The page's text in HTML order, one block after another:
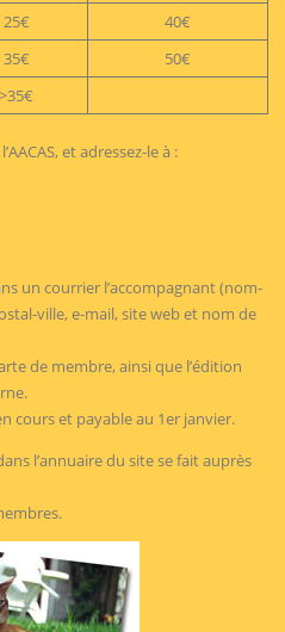
25€
40€
35€
50€
>35€
et adressez-le à :
un courrier l’accompagnant (nom-
ville, e-mail, site web et nom de
de membre, ainsi que l’édition
cours et payable au 1er janvier.
l’annuaire du site se fait auprès